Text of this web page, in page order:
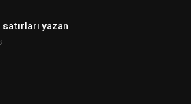
yazan